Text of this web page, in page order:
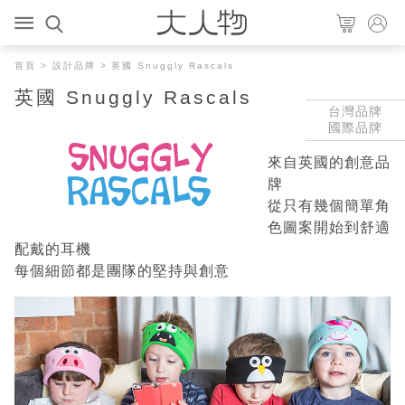
首頁 > 設計品牌 > 英國 Snuggly Rascals
台灣品牌
國際品牌
英國 Snuggly Rascals
來自英國的創意品
牌
從只有幾個簡單角
色圖案開始到舒適
配戴的耳機
每個細節都是團隊的堅持與創意